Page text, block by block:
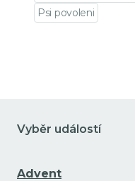
Psi povoleni
Vyběr událostí
Advent